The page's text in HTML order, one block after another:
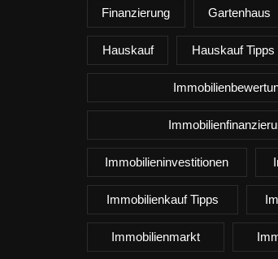
Finanzierung Gartenhaus
Hauskauf Hauskauf Tipps
Immobilieninvestitionen
Immobilienkauf Tipps
Immobilienmarkt